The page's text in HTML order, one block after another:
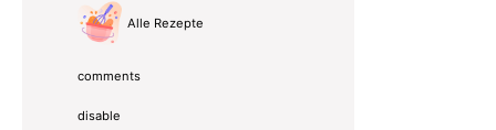
Alle Rezepte
comments
disable